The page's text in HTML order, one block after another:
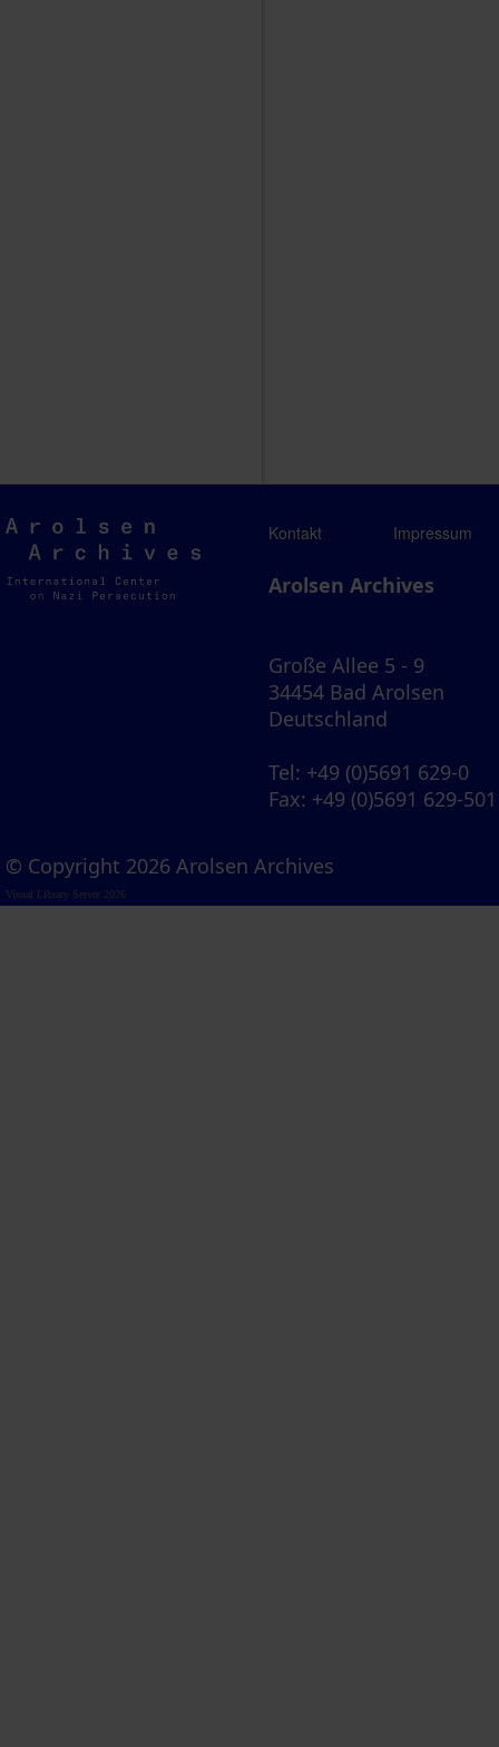
Arolsen
Archives
Kontakt Impressum
Arolsen Archives
Große Allee 5 - 9
34454 Bad Arolsen
Deutschland
Tel: +49 (0)5691 629-0
Fax: +49 (0)5691 629-501
© Copyright 2026 Arolsen Archives
Visual Library Server 2026